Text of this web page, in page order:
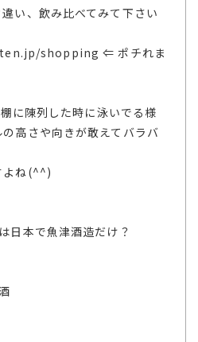
い、飲み比べてみて下さい
shopping ⇐ ポチれま
に陳列した時に泳いでる様
高さや向きが敢えてバラバ
よね(^^)
日本で魚津酒造だけ？